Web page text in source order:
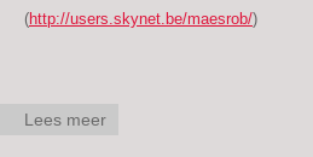
(http://users.skynet.be/maesrob/)
Lees meer